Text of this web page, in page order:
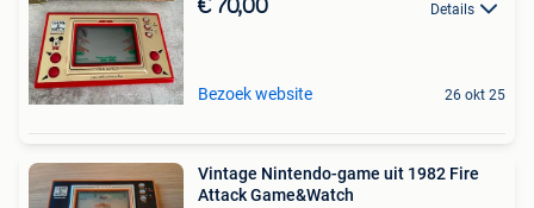
€ 70,00 Details
Bezoek website 26 okt 25
Vintage Nintendo-game uit 1982 Fire
Attack Game&Watch